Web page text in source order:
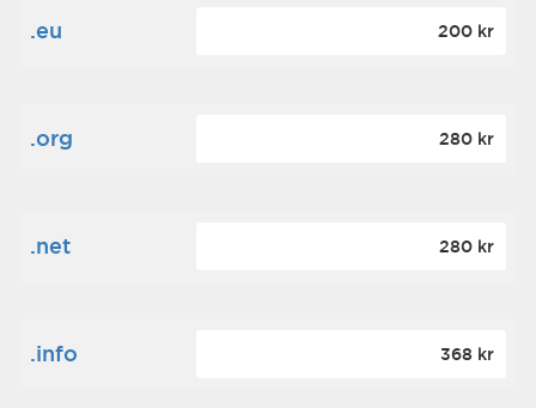
.eu 200 kr
.org 280 kr
.net 280 kr
.info 368 kr